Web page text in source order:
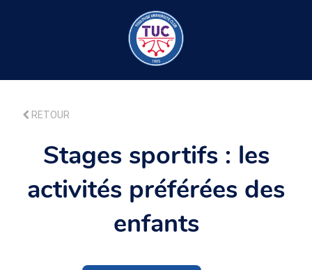
RETOUR
Stages sportifs : les
activités préférées des
enfants